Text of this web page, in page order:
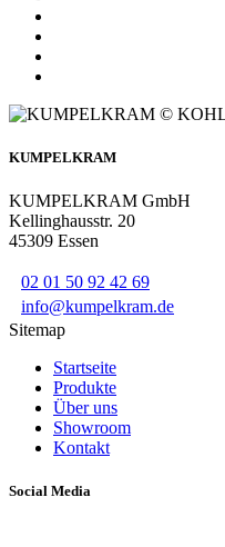
KUMPELKRAM
KUMPELKRAM GmbH
Kellinghausstr. 20
45309 Essen
02 01 50 92 42 69
info@kumpelkram.de
Sitemap
Startseite
Produkte
Über uns
Showroom
Kontakt
Social Media